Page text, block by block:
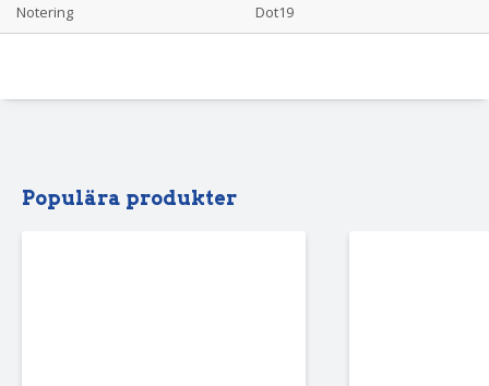
Notering Dot19
Populära produkter